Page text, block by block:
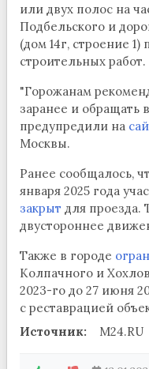
или двух полос на
Подбельского и
(дом 14г, строение
строительных работ.
"Горожанам
заранее и обращать
предупредили на
Москвы.
Ранее сообщалось,
января 2025 года
закрыт для проезда.
двустороннее
Также в городе
Колпачного и
2023-го до 27 июня
с реставрацией
Источник:
M24.RU